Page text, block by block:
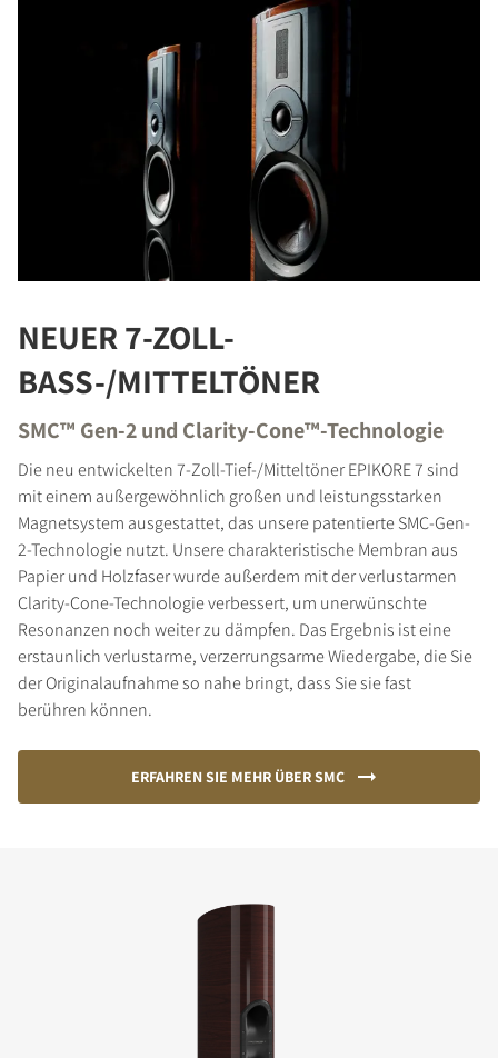
NEUER 7-ZOLL-
BASS-/MITTELTÖNER
SMC™ Gen-2 und Clarity-Cone™-Technologie
Die neu entwickelten 7-Zoll-Tief-/Mitteltöner EPIKORE 7 sind
mit einem außergewöhnlich großen und leistungsstarken
Magnetsystem ausgestattet, das unsere patentierte SMC-Gen-
2-Technologie nutzt. Unsere charakteristische Membran aus
Papier und Holzfaser wurde außerdem mit der verlustarmen
Clarity-Cone-Technologie verbessert, um unerwünschte
Resonanzen noch weiter zu dämpfen. Das Ergebnis ist eine
erstaunlich verlustarme, verzerrungsarme Wiedergabe, die Sie
der Originalaufnahme so nahe bringt, dass Sie sie fast
berühren können.
ERFAHREN SIE MEHR ÜBER SMC